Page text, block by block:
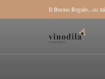
Il Buono Regalo...su